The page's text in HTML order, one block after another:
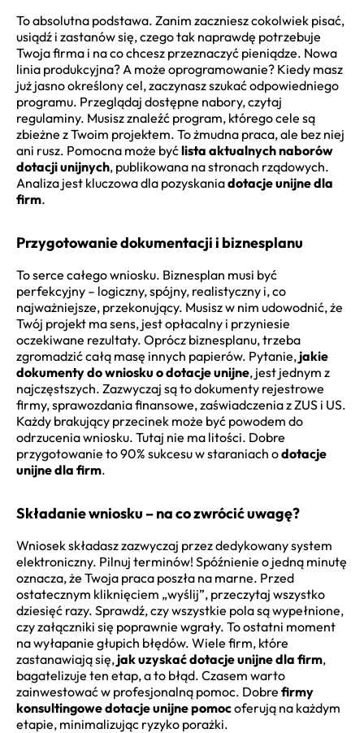
To absolutna podstawa. Zanim zaczniesz cokolwiek pisać,
usiądź i zastanów się, czego tak naprawdę potrzebuje
Twoja firma i na co chcesz przeznaczyć pieniądze. Nowa
linia produkcyjna? A może oprogramowanie? Kiedy masz
już jasno określony cel, zaczynasz szukać odpowiedniego
programu. Przeglądaj dostępne nabory, czytaj
regulaminy. Musisz znaleźć program, którego cele są
zbieżne z Twoim projektem. To żmudna praca, ale bez niej
ani rusz. Pomocna może byćlista aktualnych naborów
dotacji unijnych, publikowana na stronach rządowych.
Analiza jest kluczowa dla pozyskaniadotacje unijne dla
firm.
Przygotowanie dokumentacji i biznesplanu
To serce całego wniosku. Biznesplan musi być
perfekcyjny – logiczny, spójny, realistyczny i, co
najważniejsze, przekonujący. Musisz w nim udowodnić, że
Twój projekt ma sens, jest opłacalny i przyniesie
oczekiwane rezultaty. Oprócz biznesplanu, trzeba
zgromadzić całą masę innych papierów. Pytanie, jakie
dokumenty do wniosku o dotacje unijne, jest jednym z
najczęstszych. Zazwyczaj są to dokumenty rejestrowe
firmy, sprawozdania finansowe, zaświadczenia z ZUS i US.
Każdy brakujący przecinek może być powodem do
odrzucenia wniosku. Tutaj nie ma litości. Dobre
przygotowanie to 90% sukcesu w staraniach odotacje
unijne dla firm.
Składanie wniosku – na co zwrócić uwagę?
Wniosek składasz zazwyczaj przez dedykowany system
elektroniczny. Pilnuj terminów! Spóźnienie o jedną minutę
oznacza, że Twoja praca poszła na marne. Przed
ostatecznym kliknięciem „wyślij”, przeczytaj wszystko
dziesięć razy. Sprawdź, czy wszystkie pola są wypełnione,
czy załączniki się poprawnie wgrały. To ostatni moment
na wyłapanie głupich błędów. Wiele firm, które
zastanawiają się, jak uzyskać dotacje unijne dla firm,
bagatelizuje ten etap, a to błąd. Czasem warto
zainwestować w profesjonalną pomoc. Dobre firmy
konsultingowe dotacje unijne pomocoferują na każdym
etapie, minimalizując ryzyko porażki.